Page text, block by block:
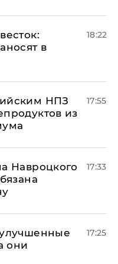
в
18:22
НПЗ
из
17:55
Навроцкого
17:33
они
17:25